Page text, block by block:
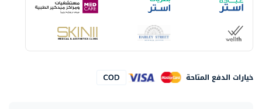
خيارات الدفع المتاحة